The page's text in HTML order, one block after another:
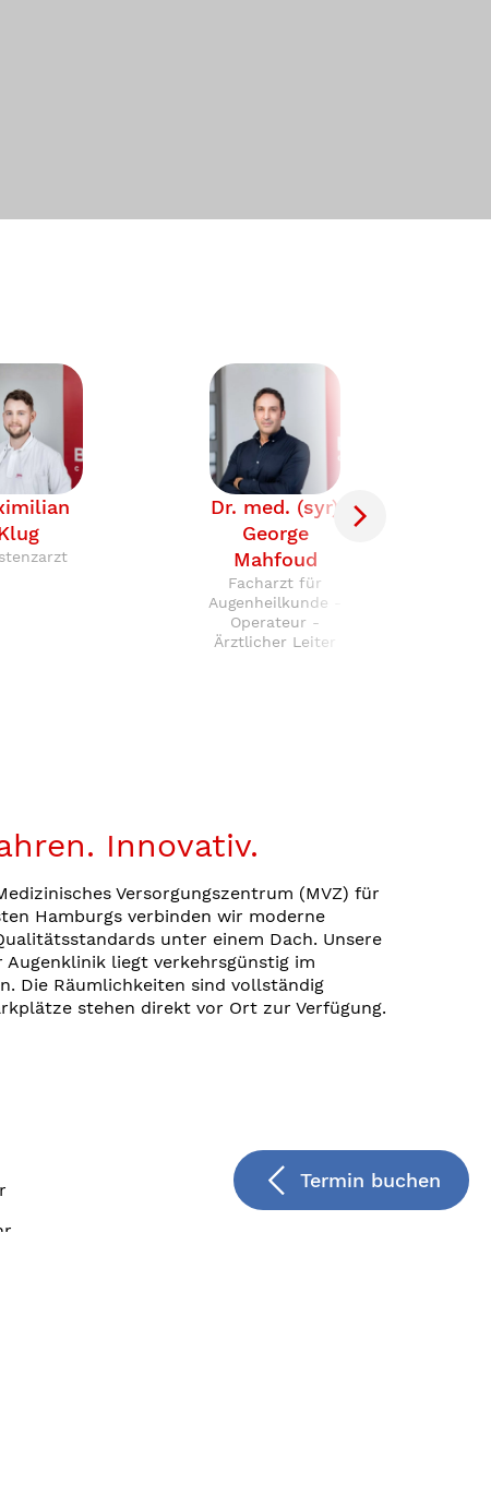
Dr. med. (syr)
George
Mahfoud
Facharzt für
Augenheilkunde -
Operateur -
Ärztlicher Leiter
Innovativ.
Versorgungszentrum (MVZ) für
Hamburgs verbinden wir moderne
unter einem Dach. Unsere
Augenklinik liegt verkehrsgünstig im
Die Räumlichkeiten sind vollständig
stehen direkt vor Ort zur Verfügung.
Termin buchen